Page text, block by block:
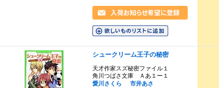
シュークリーム王子の秘密
天才作家スズ秘密ファイル１
角川つばさ文庫 Ａあ１ー１
愛川さくら
市井あさ